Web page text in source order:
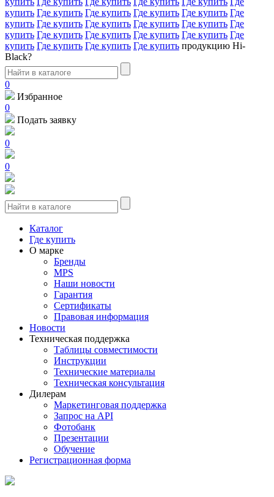
купить Где купить Где купить Где купить Где купить Где
купить Где купить Где купить Где купить Где купить Где
купить Где купить Где купить Где купить Где купить Где
купить Где купить Где купить Где купить продукцию Hi-
Black?
0
Избранное
0
Подать заявку
0
0
Каталог
Где купить
О марке
Бренды
MPS
Наши новости
Гарантия
Сертификаты
Правовая информация
Новости
Техническая поддержка
Таблицы совместимости
Инструкции
Технические материалы
Техническая консультация
Дилерам
Маркетинговая поддержка
Запрос на API
Фотобанк
Презентации
Обучение
Регистрационная форма